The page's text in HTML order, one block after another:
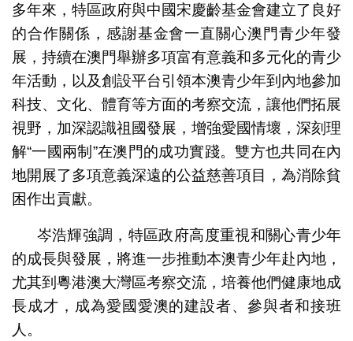
多年來，特區政府與中國宋慶齡基金會建立了良好
的合作關係，感謝基金會一直關心澳門青少年發
展，持續在澳門舉辦多項富有意義和多元化的青少
年活動，以及創設平台引領本澳青少年到內地參加
科技、文化、體育等方面的考察交流，讓他們拓展
視野，加深認識祖國發展，增強愛國情壞，深刻理
解“一國兩制”在澳門的成功實踐。雙方也共同在內
地開展了多項意義深遠的公益慈善項目，為消除貧
困作出貢獻。
岑浩輝強調，特區政府高度重視和關心青少年
的成長與發展，將進一步推動本澳青少年赴內地，
尤其到粵港澳大灣區考察交流，培養他們健康地成
長成才，成為愛國愛澳的建設者、參與者和接班
人。